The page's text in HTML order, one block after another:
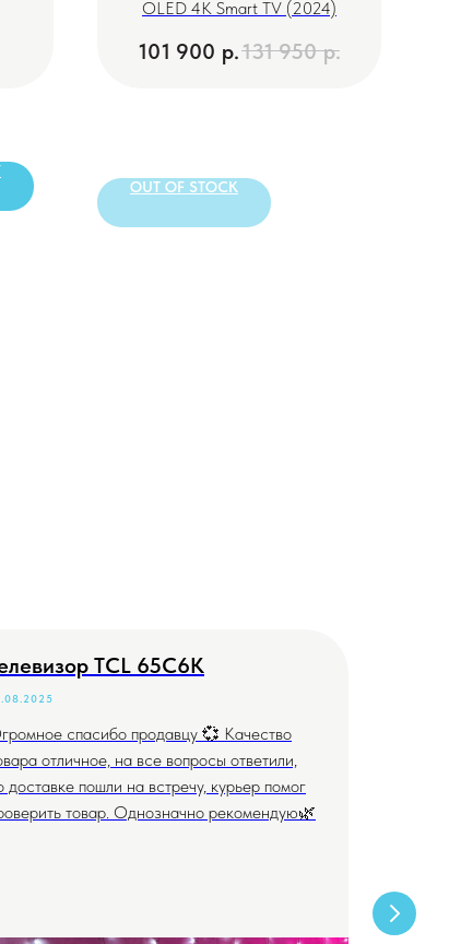
OLED 4K Smart TV (2024)
101 900 р.131 950 р.
OUT OF STOCK
TCL 65C6K
спасибо продавцу 💞 Качество
отличное, на все вопросы ответили,
доставке пошли на встречу, курьер помог
товар. Однозначно рекомендую🌿